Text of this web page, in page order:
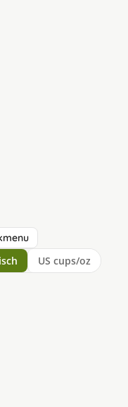
US cups/oz